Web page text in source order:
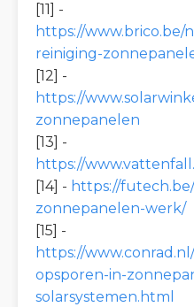
[11] -
https://
reiniging-
[12] -
https://
zonnepanelen
[13] -
https://
[14] - https://
zonnepanelen-werk/
[15] -
https://
opsporen-in-
solarsystemen.html